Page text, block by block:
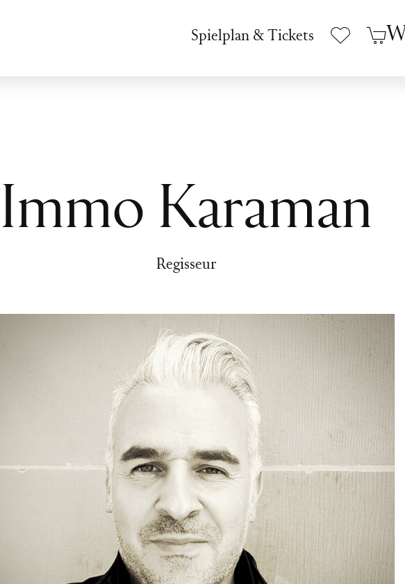
Spielplan & Tickets
Immo Karaman
Regisseur